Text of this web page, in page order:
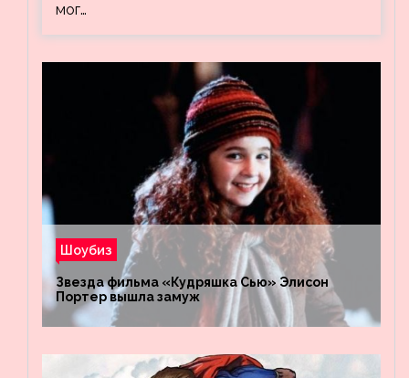
мог…
Шоубиз
Звезда фильма «Кудряшка Сью» Элисон
Портер вышла замуж